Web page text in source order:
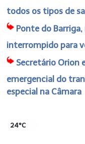
todos os tipos de
Ponte do
interrompido para
Secretário Orion
emergencial do
especial na Câmara
24°C